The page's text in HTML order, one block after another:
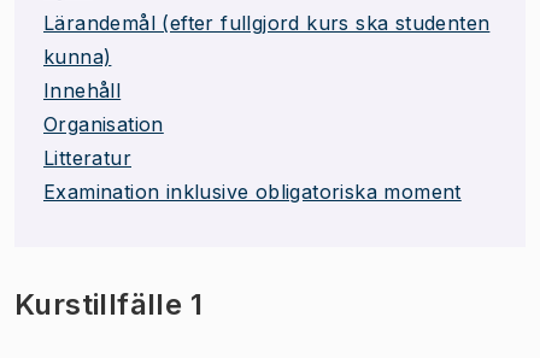
Lärandemål (efter fullgjord kurs ska studenten
kunna)
Innehåll
Organisation
Litteratur
Examination inklusive obligatoriska moment
Kurstillfälle 1